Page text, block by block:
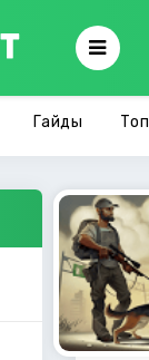
Гайды